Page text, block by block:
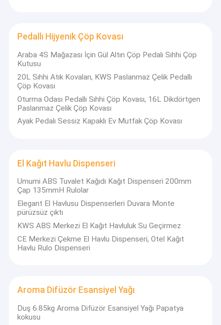
videolar
Hakkımızda
Bize Ulaşın
Haberler
Bir teklif isteği
HVAC Koku Difüzör Makinesi
Aroma Koku Makinesi
Pedallı Hijyenik Çöp Kovası
Araba 4S Mağazası İçin Gül Altın Çöp Pedalı Sıhhi Çöp
Kutusu
20L Sıhhi Atık Kovaları, KWS Paslanmaz Çelik Pedallı
Çöp Kovası
Oturma Odası Pedallı Sıhhi Çöp Kovası, 16L Dikdörtgen
Paslanmaz Çelik Çöp Kovası
Ayak Pedalı Sessiz Kapaklı Ev Mutfak Çöp Kovası
El Kağıt Havlu Dispenseri
Umumi ABS Tuvalet Kağıdı Kağıt Dispenseri 200mm
Çap 135mmH Rulolar
Elegant El Havlusu Dispenserleri Duvara Monte
pürüzsüz çıktı
KWS ABS Merkezi El Kağıt Havluluk Su Geçirmez
CE Merkezi Çekme El Havlu Dispenseri, Otel Kağıt
Havlu Rulo Dispenseri
Aroma Difüzör Esansiyel Yağı
Duş 6.85kg Aroma Difüzör Esansiyel Yağı Papatya
kokusu
Dongguan KWS Hijyen Industrial Co.,Ltd.temizlik ürünleri üretimi
ve pazarlaması konusunda uzmanlaşmış bir üreticidir. 2015
yılında kuruluşundan bu yana firmamız bağımsız olarak 30'dan
fazla stil ürünü geliştirmiş ve üretmiştir, ana ürünler sabunluk,
oto el dezenfektanı makinesi, koku hava makinesi, aerosol
dağıtıcıdır. , kağıt dağıtıcı, saç kurutma makinesi ve el kurutma
makinesi, vb.
uygun ulaşım ve engelsiz mal taşımacılığı ile yer almaktadır.
Şimdiye kadar, 50'den fazla çalışanımız var, iş süreci düzenli ve
iş verimliliği yüksek, bu yüzden her zaman zamanında teslim
ediyoruz.
Ayrıca profesyonel bir dış ticaret ekibimiz var ve yıllık
satışlarımız 0,5 milyon USD kadar yüksek. Ana ihracat ülkelerimiz